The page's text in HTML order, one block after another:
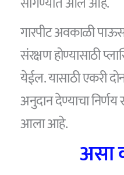
गारपीट अवकाळी पाऊस
संरक्षण होण्यासाठी
येईल. यासाठी एकरी
अनुदान देण्याचा
आला आहे.
असा